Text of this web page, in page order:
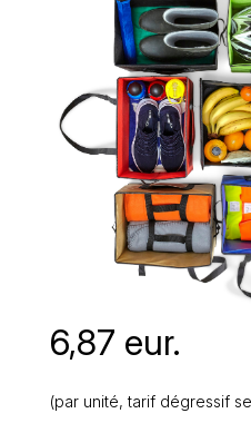
6,87 eur.
(par unité, tarif dégressif